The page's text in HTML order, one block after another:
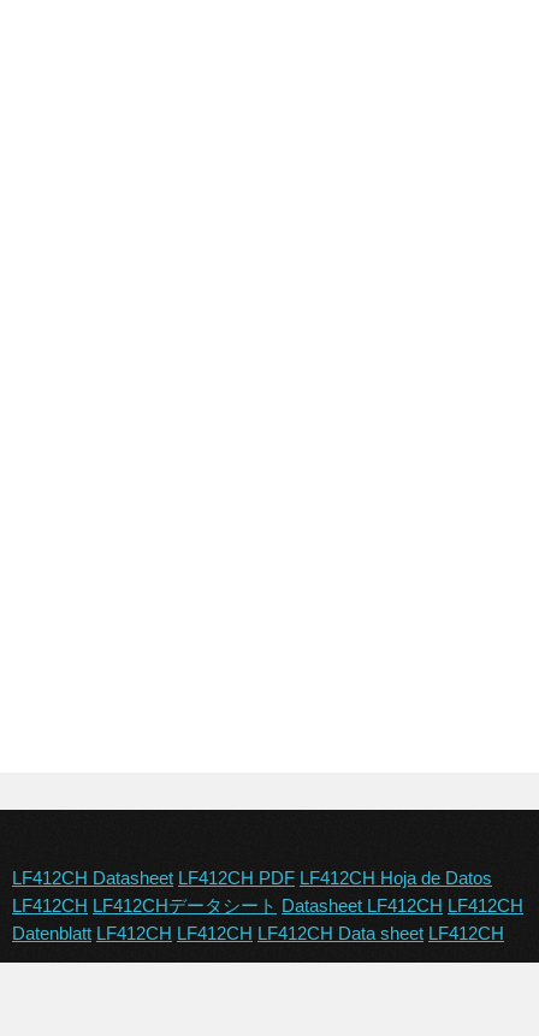
LF412CH Datasheet LF412CH PDF LF412CH Hoja de Datos
LF412CH LF412CHデータシート Datasheet LF412CH LF412CH
Datenblatt LF412CH LF412CH LF412CH Data sheet LF412CH